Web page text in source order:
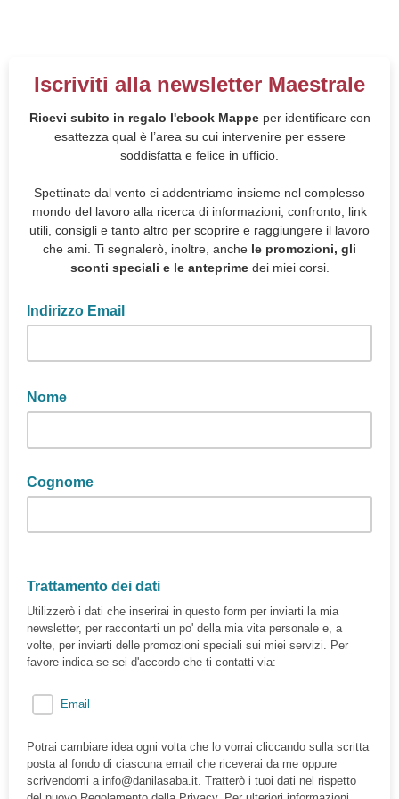
Iscriviti alla newsletter Maestrale
Ricevi subito in regalo l'ebook Mappeper identificare con
esattezza qual è l’area su cui intervenire per essere
soddisfatta e felice in ufficio.
Spettinate dal vento ci addentriamo insieme nel complesso
mondo del lavoro alla ricerca di informazioni, confronto, link
utili, consigli e tanto altro per scoprire e raggiungere il lavoro
che ami. Ti segnalerò, inoltre, anche le promozioni, gli
sconti speciali e le anteprimedei miei corsi.
Indirizzo Email
Nome
Cognome
Trattamento dei dati
Utilizzerò i dati che inserirai in questo form per inviarti la mia
newsletter, per raccontarti un po' della mia vita personale e, a
volte, per inviarti delle promozioni speciali sui miei servizi. Per
favore indica se sei d'accordo che ti contatti via:
Email
Potrai cambiare idea ogni volta che lo vorrai cliccando sulla scritta
posta al fondo di ciascuna email che riceverai da me oppure
scrivendomi a info@danilasaba.it. Tratterò i tuoi dati nel rispetto